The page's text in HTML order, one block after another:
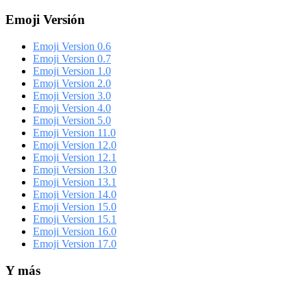
Emoji Versión
Emoji Version 0.6
Emoji Version 0.7
Emoji Version 1.0
Emoji Version 2.0
Emoji Version 3.0
Emoji Version 4.0
Emoji Version 5.0
Emoji Version 11.0
Emoji Version 12.0
Emoji Version 12.1
Emoji Version 13.0
Emoji Version 13.1
Emoji Version 14.0
Emoji Version 15.0
Emoji Version 15.1
Emoji Version 16.0
Emoji Version 17.0
Y más